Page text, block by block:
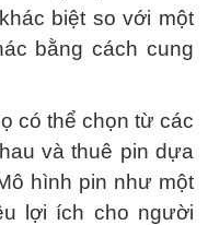
biệt so với một
bằng cách cung
có thể chọn từ các
và thuê pin dựa
hình pin như một
lợi ích cho người